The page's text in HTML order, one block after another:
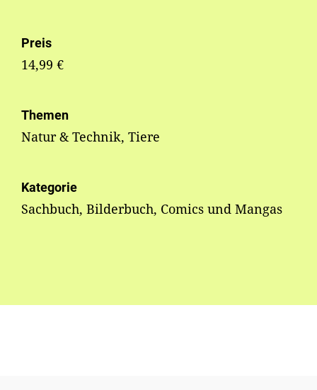
Preis
14,99 €
Themen
Natur & Technik, Tiere
Kategorie
Sachbuch, Bilderbuch, Comics und Mangas